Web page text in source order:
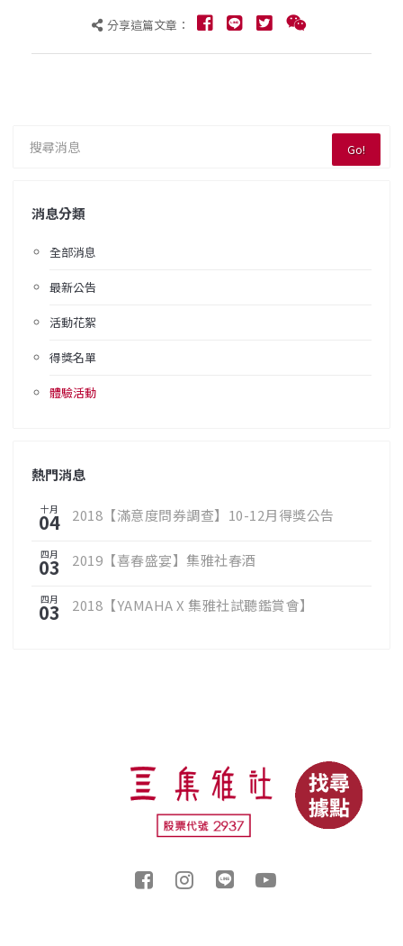
分享這篇文章：
Go!
消息分類
全部消息
最新公告
活動花絮
得獎名單
體驗活動
熱門消息
十月
04 2018【滿意度問券調查】10-12月得獎公告
四月
03 2019【喜春盛宴】集雅社春酒
四月
03 2018【YAMAHA X 集雅社試聽鑑賞會】